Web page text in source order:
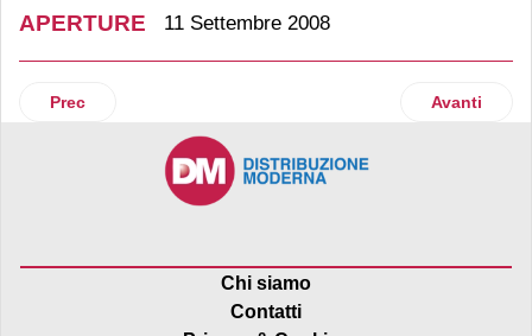
APERTURE 11 Settembre 2008
Articolo precedente: Sigma sbarca in Sardegna
Prec Articolo
Avanti
Chi siamo
Contatti